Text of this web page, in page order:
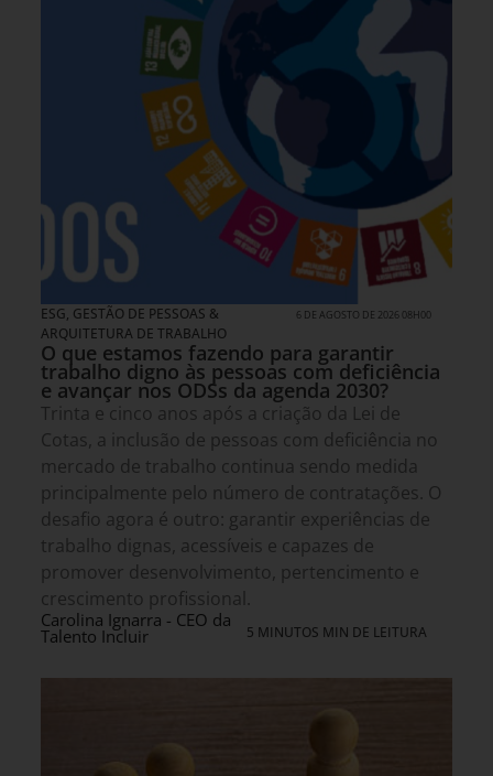
ESG, GESTÃO DE PESSOAS &
ARQUITETURA DE TRABALHO
6 DE AGOSTO DE 2026 08H00
O que estamos fazendo para garantir
trabalho digno às pessoas com deficiência
e avançar nos ODSs da agenda 2030?
Trinta e cinco anos após a criação da Lei de
Cotas, a inclusão de pessoas com deficiência no
mercado de trabalho continua sendo medida
principalmente pelo número de contratações. O
desafio agora é outro: garantir experiências de
trabalho dignas, acessíveis e capazes de
promover desenvolvimento, pertencimento e
crescimento profissional.
Carolina Ignarra - CEO da
Talento Incluir 5 MINUTOS MIN DE LEITURA